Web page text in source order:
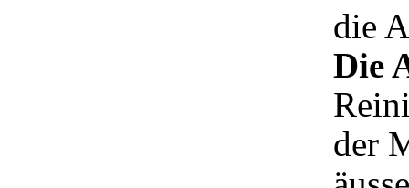
die
Die
der